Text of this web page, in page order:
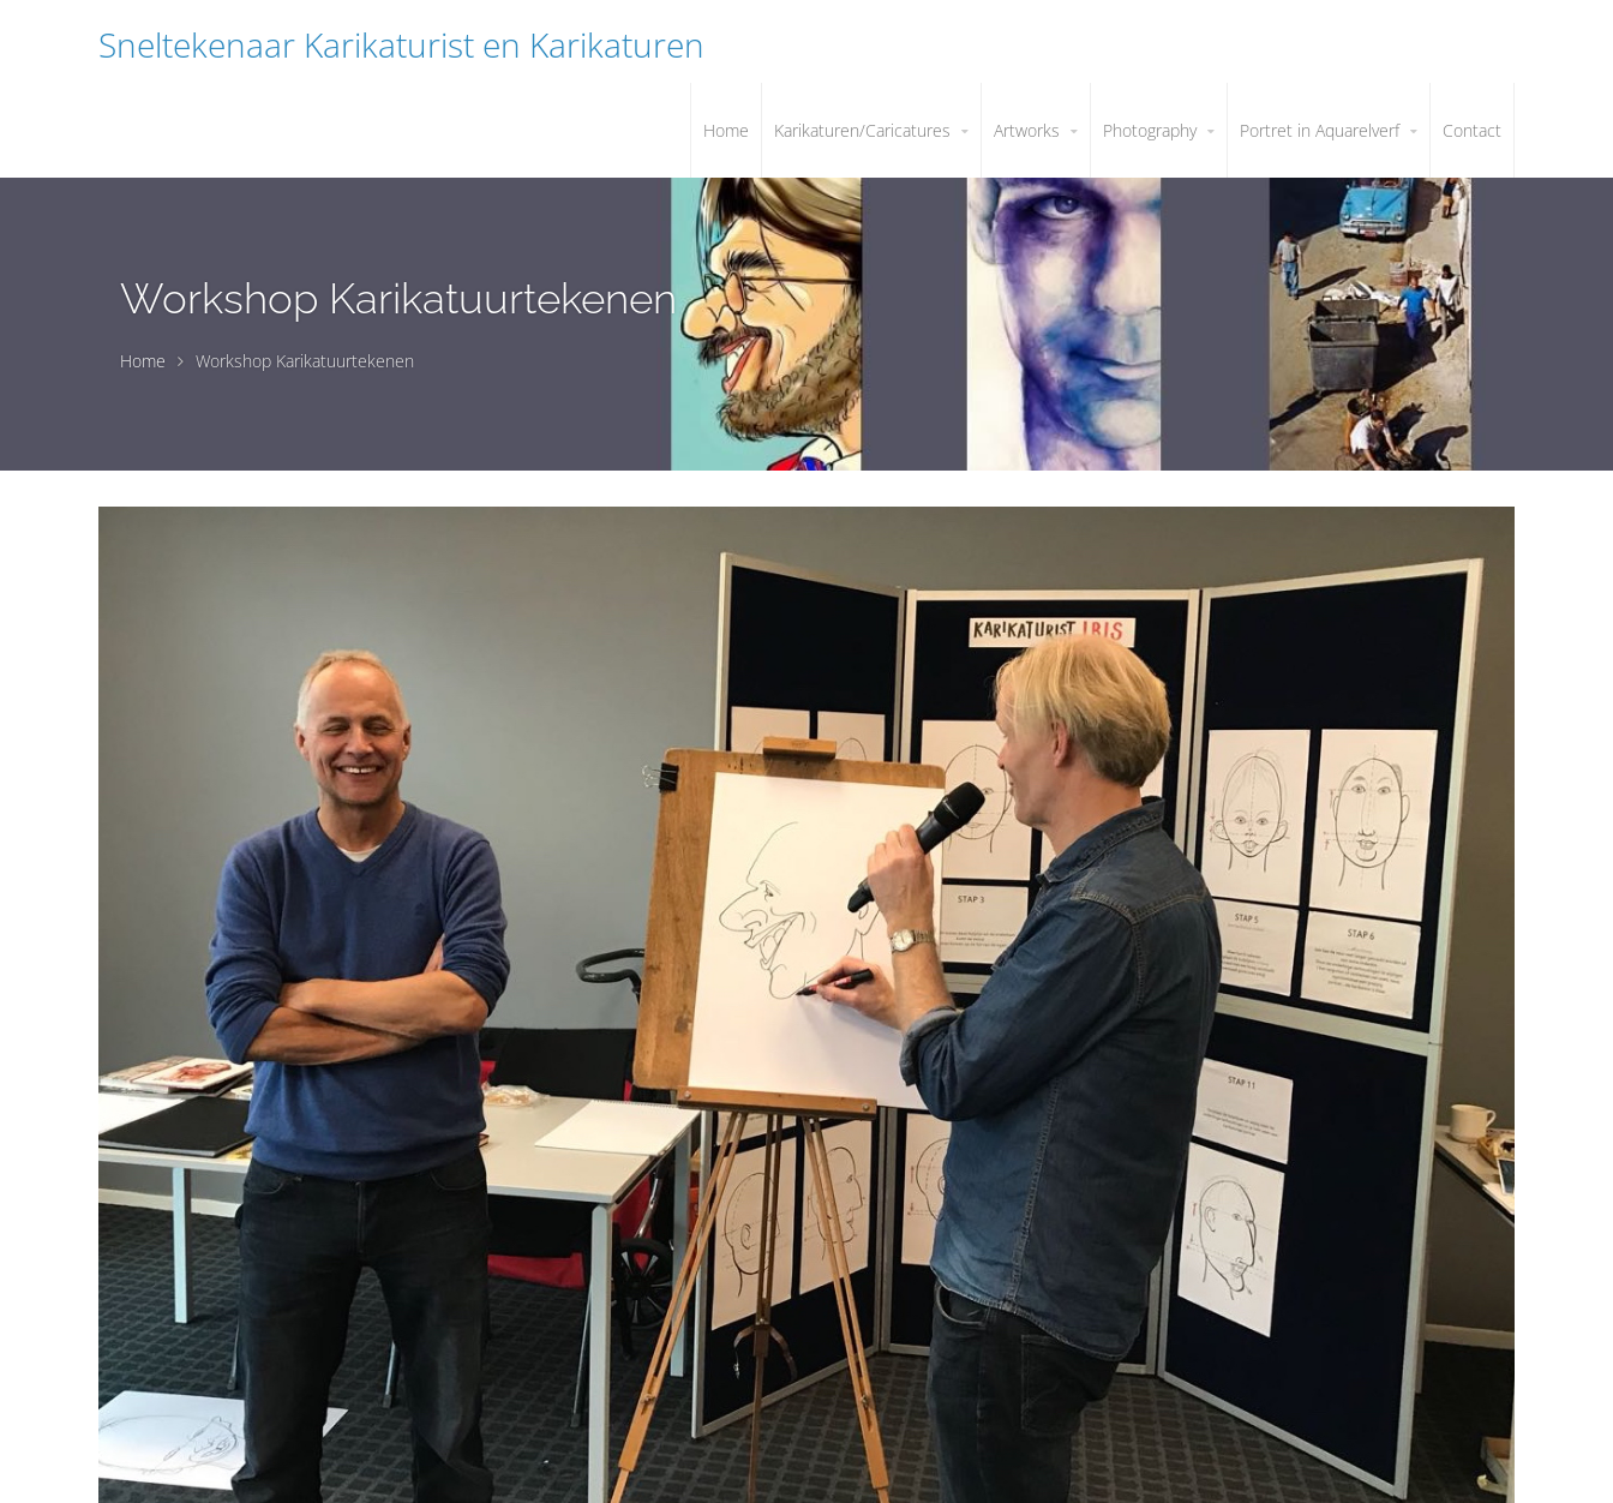
Sneltekenaar Karikaturist en Karikaturen
Home Karikaturen/Caricatures Artworks Photography Portret in Aquarelverf Contact
Workshop Karikatuurtekenen
Home Workshop Karikatuurtekenen